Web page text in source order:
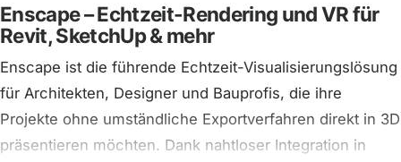
Enscape – Echtzeit-Rendering und VR für
Revit, SketchUp & mehr
Enscape ist die führende Echtzeit-Visualisierungslösung
für Architekten, Designer und Bauprofis, die ihre
Projekte ohne umständliche Exportverfahren direkt in 3D
präsentieren möchten. Dank nahtloser Integration in